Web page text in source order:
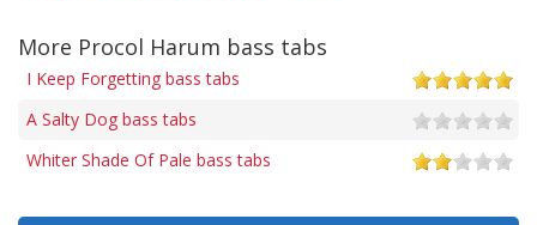
More Procol Harum bass tabs
I Keep Forgetting bass tabs
A Salty Dog bass tabs
Whiter Shade Of Pale bass tabs